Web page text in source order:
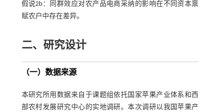
假说2b：同群效应对农产品电商采纳的影响在不同资本禀
赋农户中存在差异。
二、研究设计
（一）数据来源
本研究所用数据来自于课题组依托国家苹果产业体系和西
部农村发展研究中心的实地调研。本次调研以我国苹果产